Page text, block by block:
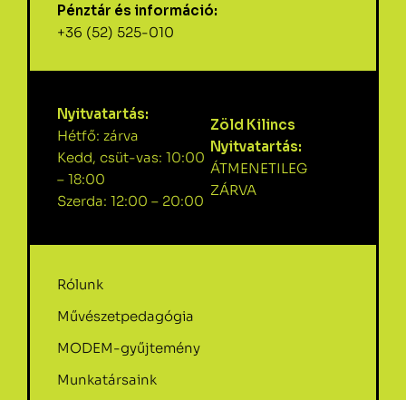
Pénztár és információ:
+36 (52) 525-010
Nyitvatartás:
Hétfő: zárva
Kedd, csüt-vas: 10:00
– 18:00
Szerda: 12:00 – 20:00
Zöld Kilincs
Nyitvatartás:
ÁTMENETILEG
ZÁRVA
Rólunk
Művészetpedagógia
MODEM-gyűjtemény
Munkatársaink